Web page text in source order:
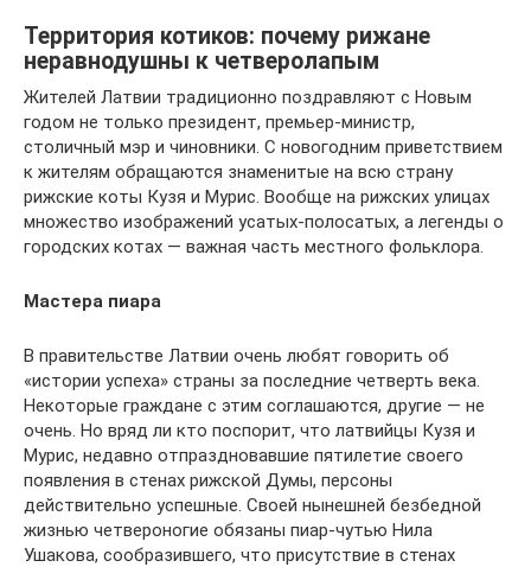
Территория котиков: почему рижане
неравнодушны к четверолапым
Жителей Латвии традиционно поздравляют с Новым
годом не только президент, премьер-министр,
столичный мэр и чиновники. С новогодним приветствием
к жителям обращаются знаменитые на всю страну
рижские коты Кузя и Мурис. Вообще на рижских улицах
множество изображений усатых-полосатых, а легенды о
городских котах — важная часть местного фольклора.
Мастера пиара
В правительстве Латвии очень любят говорить об
«истории успеха» страны за последние четверть века.
Некоторые граждане с этим соглашаются, другие — не
очень. Но вряд ли кто поспорит, что латвийцы Кузя и
Мурис, недавно отпраздновавшие пятилетие своего
появления в стенах рижской Думы, персоны
действительно успешные. Своей нынешней безбедной
жизнью четвероногие обязаны пиар-чутью Нила
Ушакова, сообразившего, что присутствие в стенах